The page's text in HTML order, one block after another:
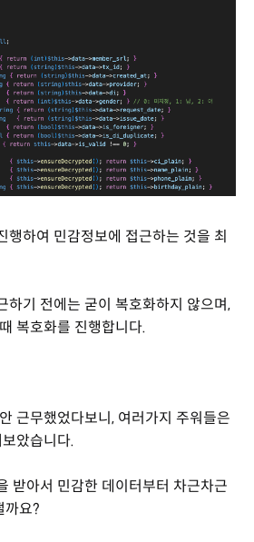
행하여 민감정보에 접근하는 것을 최
하기 전에는 굳이 복호화하지 않으며,
복호화를 진행합니다.
근무했었다보니, 여러가지 주워들은
았습니다.
받아서 민감한 데이터부터 차근차근
까요?